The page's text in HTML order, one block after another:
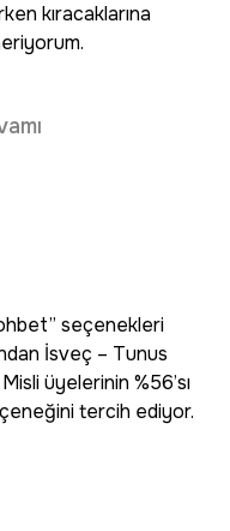
kıracaklarına
seçenekleri
İsveç – Tunus
üyelerinin %56’sı
tercih ediyor.